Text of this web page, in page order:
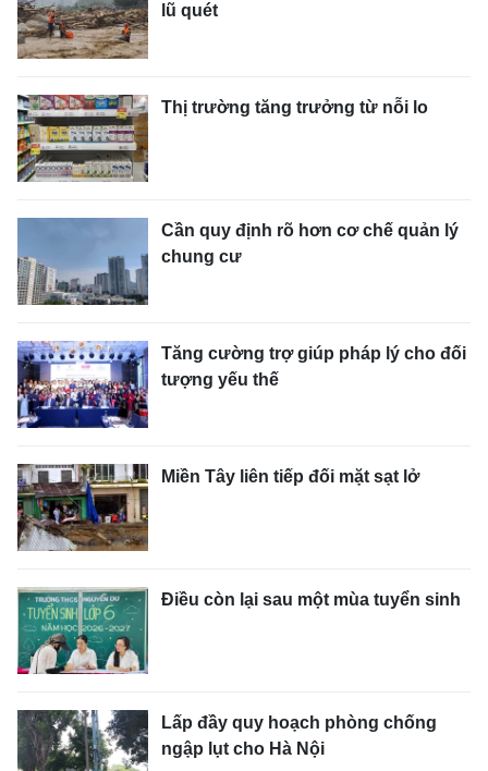
lũ quét
Thị trường tăng trưởng từ nỗi lo
Cần quy định rõ hơn cơ chế quản lý
chung cư
Tăng cường trợ giúp pháp lý cho đối
tượng yếu thế
Miền Tây liên tiếp đối mặt sạt lở
Điều còn lại sau một mùa tuyển sinh
Lấp đầy quy hoạch phòng chống
ngập lụt cho Hà Nội